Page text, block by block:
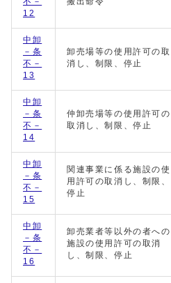
12
中卸
－条
不－
13
卸売場等の使用許可の取
消し、制限、停止
中卸
－条
不－
14
仲卸売場等の使用許可の
取消し、制限、停止
中卸
－条
不－
15
関連事業に係る施設の使
用許可の取消し、制限、
停止
中卸
－条
不－
16
卸売業者等以外の者への
施設の使用許可の取消
し、制限、停止